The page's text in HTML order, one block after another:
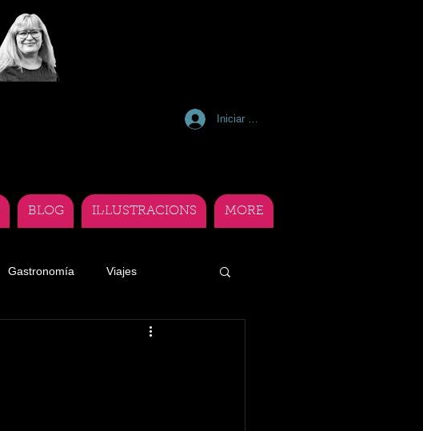
Iniciar sesión
BLOG IL·LUSTRACIONS MORE
Gastronomía Viajes